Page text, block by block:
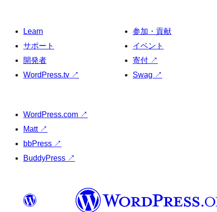
Learn
サポート
開発者
WordPress.tv ↗
参加・貢献
イベント
寄付 ↗
Swag ↗
WordPress.com ↗
Matt ↗
bbPress ↗
BuddyPress ↗